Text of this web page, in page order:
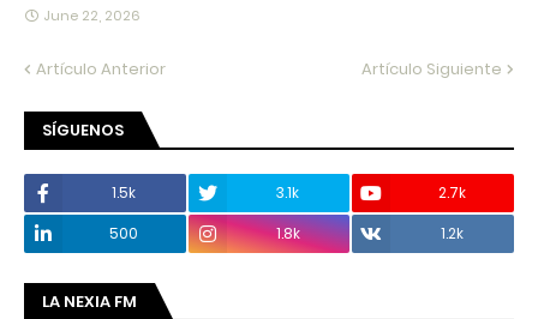
June 22, 2026
Artículo Anterior Artículo Siguiente
SÍGUENOS
1.5k 3.1k
2.7k
500
1.8k 1.2k
LA NEXIA FM